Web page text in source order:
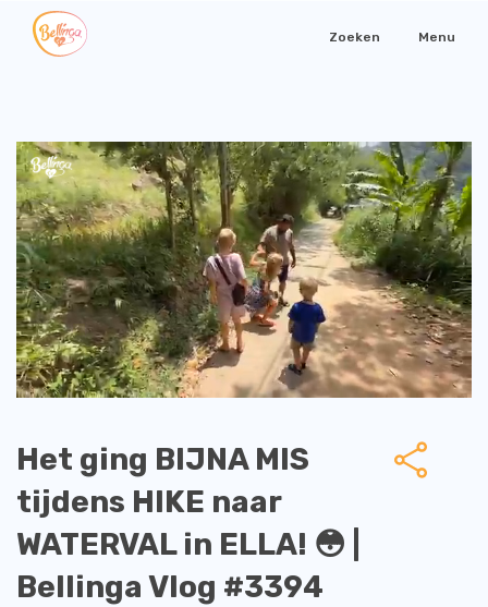
Zoeken Menu
Het ging BIJNA MIS
tijdens HIKE naar
WATERVAL in ELLA! 😳 |
Bellinga Vlog #3394